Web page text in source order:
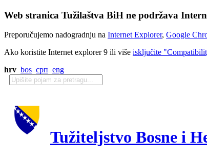
Web stranica Tužilaštva BiH ne podržava
Preporučujemo nadogradnju na Internet Explorer, Google
Ako koristite Internet explorer 9 ili više isključite
hrv bos срп eng
Tužiteljstvo Bosne i